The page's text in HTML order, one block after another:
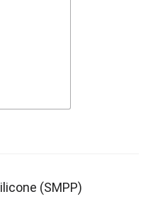
(SMPP)